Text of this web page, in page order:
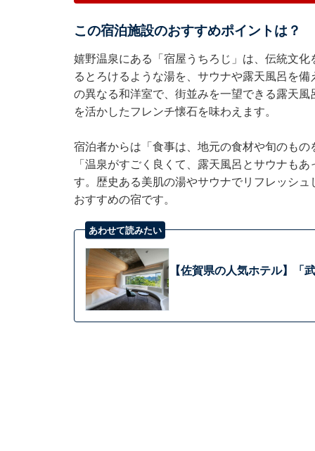
この宿泊施設のおすすめポイントは？
嬉野温泉にある「宿屋うちろじ」は、伝統文
るとろけるような湯を、サウナや露天風呂を
の異なる和洋室で、街並みを一望できる露天
を活かしたフレンチ懐石を味わえます。
宿泊者からは「食事は、地元の食材や旬のも
「温泉がすごく良くて、露天風呂とサウナも
す。歴史ある美肌の湯やサウナでリフレッシ
おすすめの宿です。
あわせて読みたい
【佐賀県の人気ホテル】「